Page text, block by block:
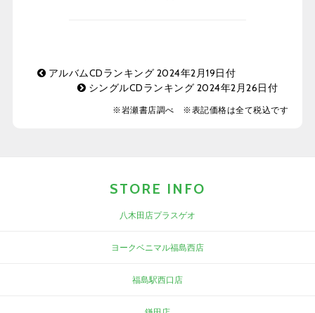
アルバムCDランキング 2024年2月19日付
シングルCDランキング 2024年2月26日付
※岩瀬書店調べ ※表記価格は全て税込です
STORE INFO
八木田店プラスゲオ
ヨークベニマル福島西店
福島駅西口店